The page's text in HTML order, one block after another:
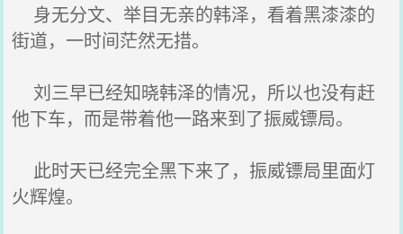
身无分文、举目无亲的韩泽，看着黑漆漆的
街道，一时间茫然无措。
刘三早已经知晓韩泽的情况，所以也没有赶
他下车，而是带着他一路来到了振威镖局。
此时天已经完全黑下来了，振威镖局里面灯
火辉煌。